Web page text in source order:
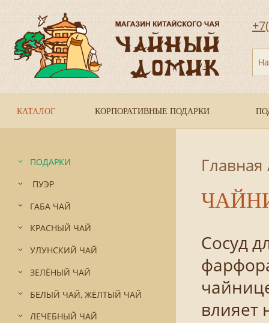
КАТАЛОГ КОРПОРАТИВНЫЕ ПОДАРКИ
ПОДАРКИ
ПУЭР
ГАБА ЧАЙ
КРАСНЫЙ ЧАЙ
УЛУНСКИЙ ЧАЙ
ЗЕЛЁНЫЙ ЧАЙ
БЕЛЫЙ ЧАЙ, ЖЁЛТЫЙ ЧАЙ
ЛЕЧЕБНЫЙ ЧАЙ
Главная
Сосуд
влияет